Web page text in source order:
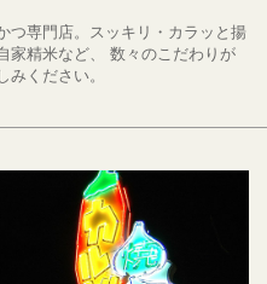
つ専門店。スッキリ・カラッと揚
家精米など、 数々のこだわりが
みください。